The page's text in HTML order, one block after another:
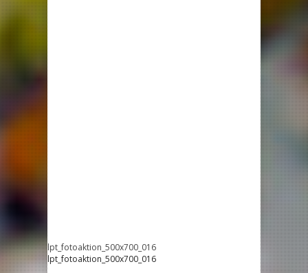
lpt_fotoaktion_500x700_016
lpt_fotoaktion_500x700_016